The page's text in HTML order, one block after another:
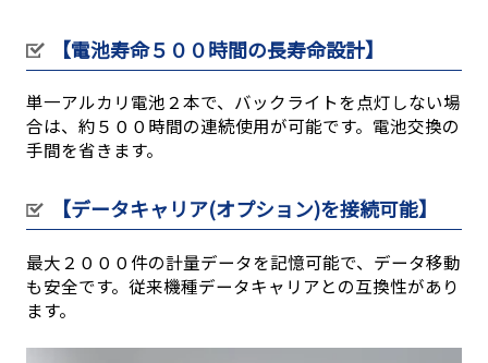
【電池寿命５００時間の長寿命設計】
単一アルカリ電池２本で、バックライトを点灯しない場
合は、約５００時間の連続使用が可能です。電池交換の
手間を省きます。
【データキャリア(オプション)を接続可能】
最大２０００件の計量データを記憶可能で、データ移動
も安全です。従来機種データキャリアとの互換性があり
ます。